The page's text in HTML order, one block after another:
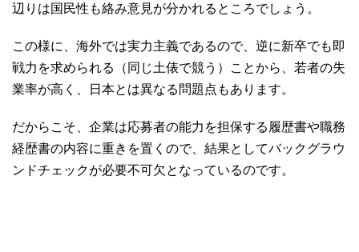
辺りは国民性も絡み意見が分かれるところでしょう。
この様に、海外では実力主義であるので、逆に新卒でも即
戦力を求められる（同じ土俵で競う）ことから、若者の失
業率が高く、日本とは異なる問題点もあります。
だからこそ、企業は応募者の能力を担保する履歴書や職務
経歴書の内容に重きを置くので、結果としてバックグラウ
ンドチェックが必要不可欠となっているのです。